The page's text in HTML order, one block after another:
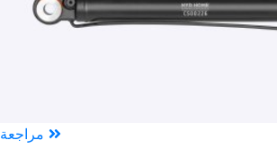
مراجعة